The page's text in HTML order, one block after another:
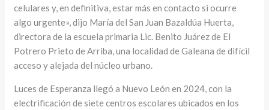
celulares y, en definitiva, estar más en contacto si ocurre
algo urgente», dijo María del San Juan Bazaldúa Huerta,
directora de la escuela primaria Lic. Benito Juárez de El
Potrero Prieto de Arriba, una localidad de Galeana de difícil
acceso y alejada del núcleo urbano.
Luces de Esperanza llegó a Nuevo León en 2024, con la
electrificación de siete centros escolares ubicados en los